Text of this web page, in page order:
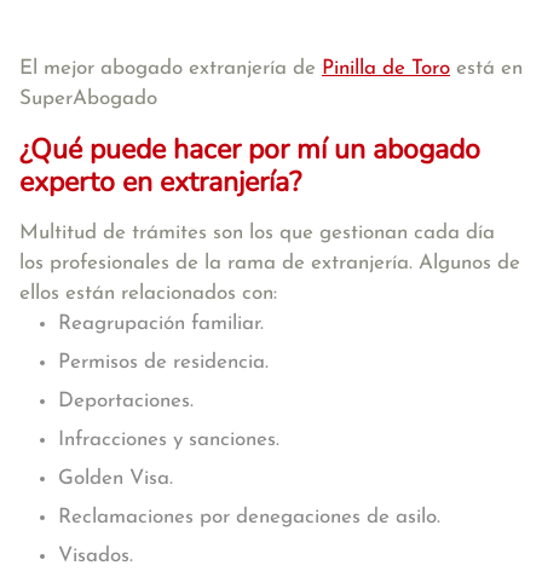
El mejor abogado extranjería de Pinilla de Toro está en
SuperAbogado
¿Qué puede hacer por mí un abogado
experto en extranjería?
Multitud de trámites son los que gestionan cada día
los profesionales de la rama de extranjería. Algunos de
ellos están relacionados con:
Reagrupación familiar.
Permisos de residencia.
Deportaciones.
Infracciones y sanciones.
Golden Visa.
Reclamaciones por denegaciones de asilo.
Visados.